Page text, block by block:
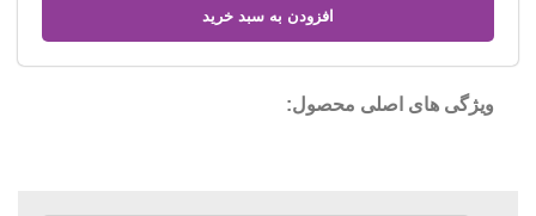
افزودن به سبد خرید
ویژگی های اصلی محصول: